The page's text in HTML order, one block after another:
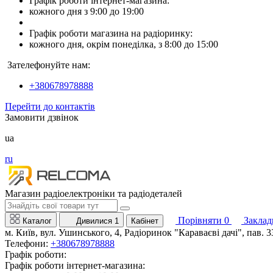
кожного дня з 9:00 до 19:00
Графік роботи магазина на радіоринку:
кожного дня, окрім понеділка, з 8:00 до 15:00
Зателефонуйте нам:
+380678978888
Перейти до контактів
Замовити дзвінок
ua
ru
Магазин радіоелектроніки та радіодеталей
Каталог Дивилися 1 Кабінет Порівняти 0
м. Київ, вул. Ушинського, 4, Радіоринок "Караваєві дачі", пав.
Телефони: +380678978888
Графік роботи:
Графік роботи інтернет-магазина: